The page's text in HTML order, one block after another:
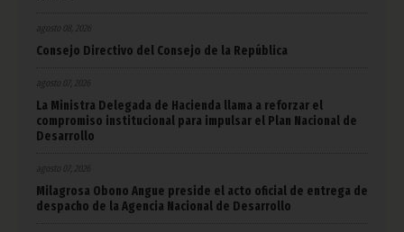
Consejo Directivo del Consejo de la República
agosto 07, 2026
La Ministra Delegada de Hacienda llama a reforzar el
compromiso institucional para impulsar el Plan Nacional de
Desarrollo
agosto 07, 2026
Milagrosa Obono Angue preside el acto oficial de entrega de
despacho de la Agencia Nacional de Desarrollo